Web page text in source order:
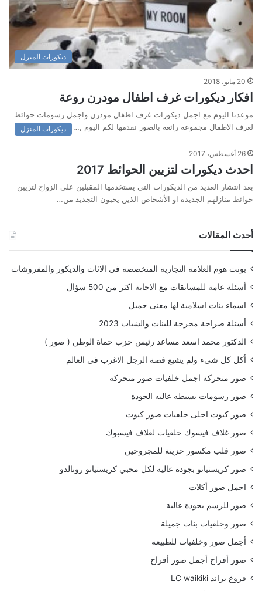
ديكورات المنزل
20 مايو، 2018
افكار ديكورات غرف اطفال مودرن روعة
موعدنا اليوم مع اجمل ديكورات غرف اطفال مودرن واجمل رسومات حوائط
لغرف الاطفال مجموعة رائعة بالصور نقدمها لكم اليوم ,…
ديكورات المنزل
26 أغسطس، 2017
احدث ديكورات لتزيين الحوائط 2017
بعد انتشار العديد من الديكورات التي يستخدمها المقبلين على الزواج لتزيين
حوائط منازلهم الجديدة او الأشخاص الذين يحبون التجديد من…
أحدث المقالات
بونت هوم العلامة التجارية المتخصصة فى الاثاث والديكور والمفروشات
أسئلة عامة للمسابقات مع الاجابة اكثر من 500 سؤال
اسماء بنات اسلامية لها معنى جميل
أسئلة صراحة محرجة للبنات والشباب 2023
الدكتور محمد اسعد مساعد رئيس حزب حماة الوطن ( صور )
أكل كل شىء ولم يشبع قصة الرجل الاغرب فى العالم
صور متحركة اجمل خلفيات صور متحركة
صور رسومات بسيطه عاليه الجودة
صور كيوت احلى خلفيات صور كيوت
صور غلاف فيسوك خلفيات لغلاف فيسبوك
صور قلب مكسور حزينة للمجروحين
صور كريستيانو بجودة عاليه لكل محبي كريستيانو رونالدو
اجمل صور أكلات
صور للرسم بجودة عالية
صور وخلفيات بنات جميلة
أجمل صور وخلفيات للطبيعة
صور أفراح أجمل صور أفراح
فروع براند LC waikiki